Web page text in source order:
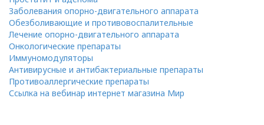
Заболевания опорно-двигательного аппарата
Обезболивающие и противовоспалительные
Лечение опорно-двигательного аппарата
Онкологические препараты
Иммуномодуляторы
Антивирусные и антибактериальные препараты
Противоаллергические препараты
Ссылка на вебинар интернет магазина Мир